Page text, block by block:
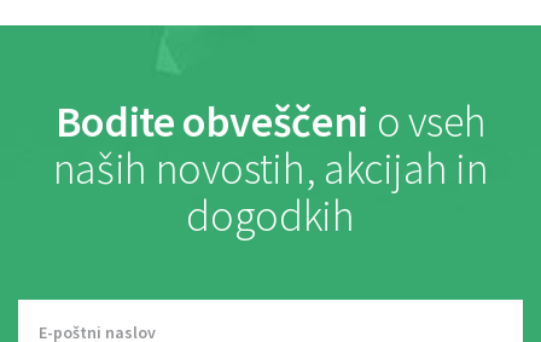
Bodite obveščeni o vseh
naših novostih, akcijah in
dogodkih